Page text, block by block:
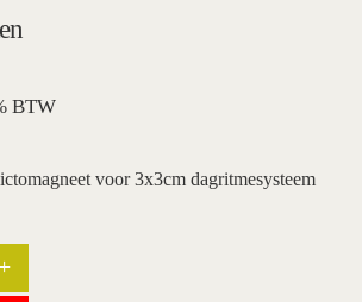
BTW
voor 3x3cm dagritmesysteem
+